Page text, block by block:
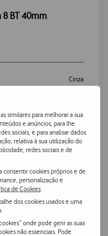
similares para melhorar a sua
e anúncios, para lhe
sociais, e para analisar dados
relativa à sua utilização do
redes sociais e de
consentir cookies próprios e de
personalização e
de Cookies
dos cookies usados e uma
onde pode gerir as suas
não essenciais. Pode
8 BT 40mm
Cinza
Galaxy Watch 8 BT 40mm
Até 30h